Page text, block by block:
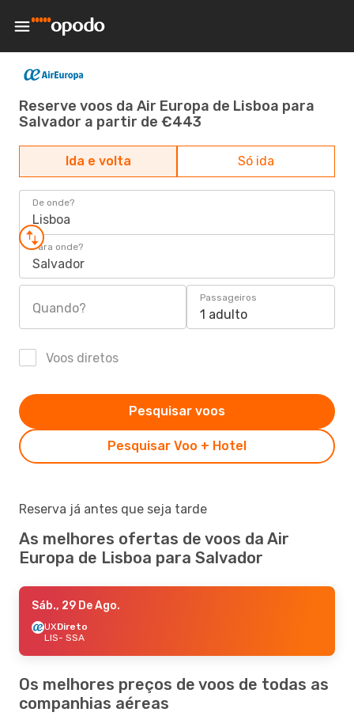
Reserve voos da Air Europa de Lisboa para
Salvador a partir de €443
Ida e volta Só ida
De onde?
Lisboa
Para onde?
Salvador
Quando?
Passageiros
1 adulto
Voos diretos
Pesquisar Voo + Hotel
Pesquisar voos
Reserva já antes que seja tarde
As melhores ofertas de voos da Air
Europa de Lisboa para Salvador
Sáb., 29 De Ago.
UXDireto
LIS- SSA
Os melhores preços de voos de todas as
companhias aéreas